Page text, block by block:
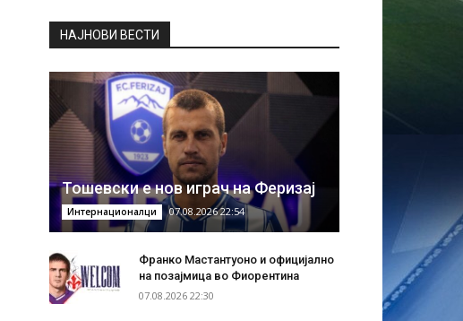
НAЈНОВИ ВЕСТИ
Тошевски е нов играч на Феризај
Интернационалци 07.08.2026 22:54
Франко Мастантуоно и официјално
на позајмица во Фиорентина
07.08.2026 22:30